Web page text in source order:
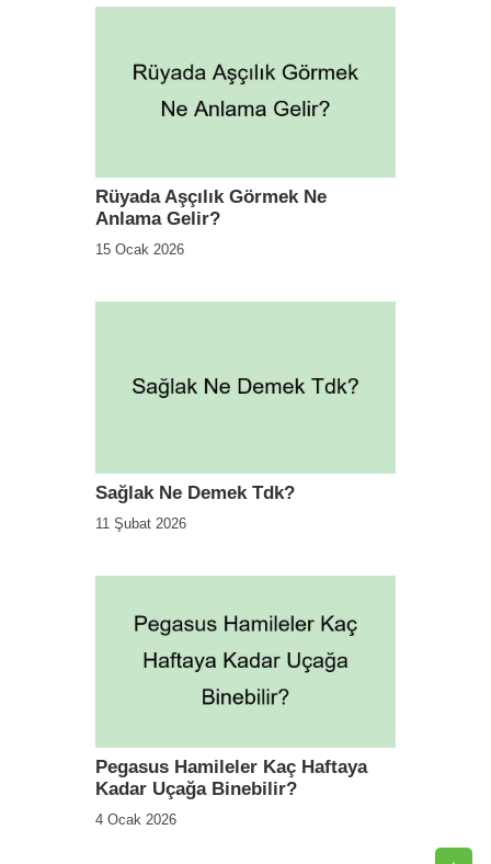
Rüyada Aşçılık Görmek Ne
Anlama Gelir?
15 Ocak 2026
Sağlak Ne Demek Tdk?
11 Şubat 2026
Pegasus Hamileler Kaç Haftaya
Kadar Uçağa Binebilir?
4 Ocak 2026